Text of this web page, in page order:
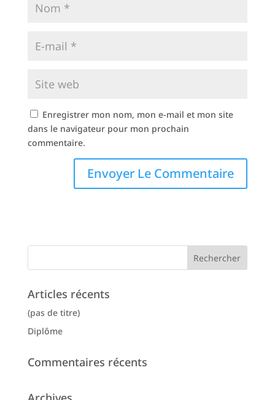
Enregistrer mon nom, mon e-mail et mon site
dans le navigateur pour mon prochain
commentaire.
Articles récents
(pas de titre)
Diplôme
Commentaires récents